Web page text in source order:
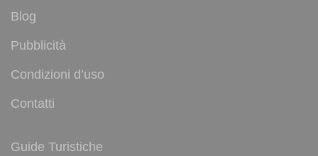
Blog
Pubblicità
Condizioni d’uso
Contatti
Guide Turistiche